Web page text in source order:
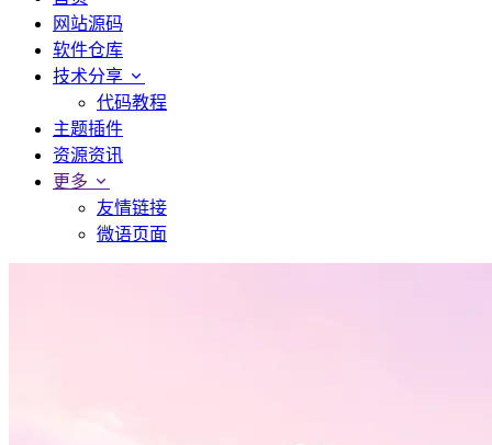
网站源码
软件仓库
技术分享
代码教程
主题插件
资源资讯
更多
友情链接
微语页面